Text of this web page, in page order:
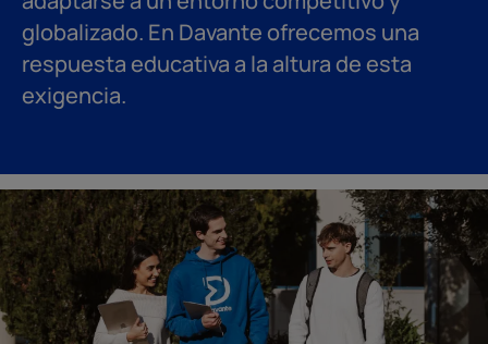
globalizado. En Davante ofrecemos una
respuesta educativa a la altura de esta
exigencia.